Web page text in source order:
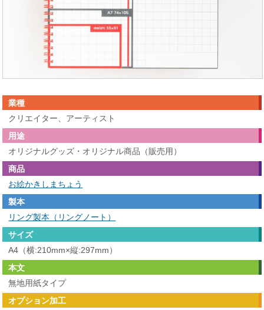
業種
クリエイター、アーティスト
用途
オリジナルグッズ・オリジナル商品（販売用）
商品
お絵かきしまちょう
製本
リング製本（リングノート）
サイズ
A4（横:210mm×縦:297mm）
本文
無地用紙タイプ
オプション加工